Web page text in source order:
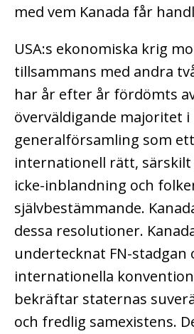
med vem Kanada får
USA:s ekonomiska krig
tillsammans med andra
har år efter år fördömts
överväldigande majoritet i
generalförsamling som
internationell rätt,
icke-inblandning och
självbestämmande.
dessa resolutioner.
undertecknat FN-stadgan
internationella
bekräftar staternas
och fredlig samexistens.